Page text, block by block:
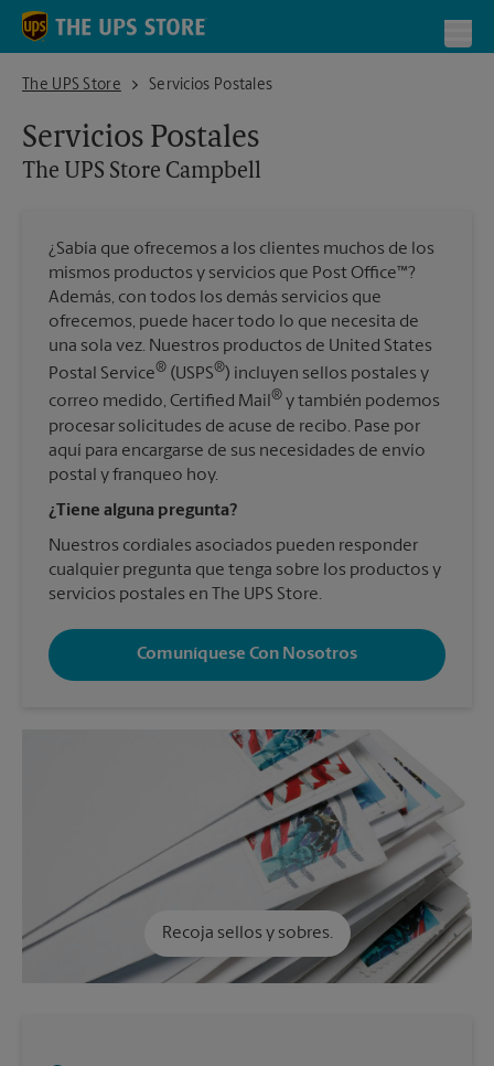
Skip to content
Return to Nav
The UPS Store
The UPS Store CampbellServicios Postales
Servicios Postales
The UPS Store Campbell
¿Sabía que ofrecemos a los clientes muchos de los
mismos productos y servicios que Post Office™?
Además, con todos los demás servicios que
ofrecemos, puede hacer todo lo que necesita de
una sola vez. Nuestros productos de United States
Postal Service® (USPS®) incluyen sellos postales y
correo medido, Certified Mail® y también podemos
procesar solicitudes de acuse de recibo. Pase por
aquí para encargarse de sus necesidades de envío
postal y franqueo hoy.
¿Tiene alguna pregunta?
Nuestros cordiales asociados pueden responder
cualquier pregunta que tenga sobre los productos y
servicios postales en The UPS Store.
Comuníquese Con Nosotros
Recoja sellos y sobres.